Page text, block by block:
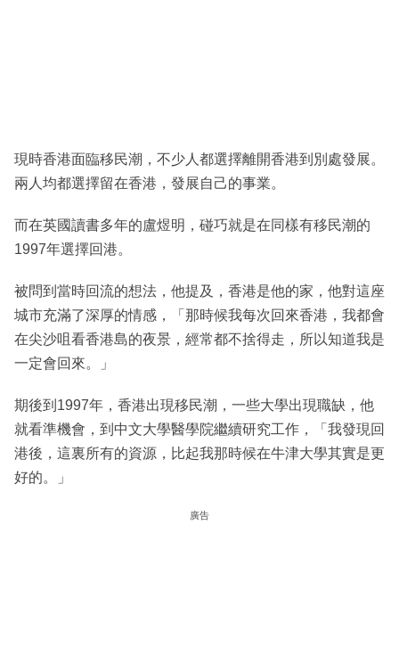
現時香港面臨移民潮，不少人都選擇離開香港到別處發展。
兩人均都選擇留在香港，發展自己的事業。
而在英國讀書多年的盧煜明，碰巧就是在同樣有移民潮的
1997年選擇回港。
被問到當時回流的想法，他提及，香港是他的家，他對這座
城市充滿了深厚的情感，「那時候我每次回來香港，我都會
在尖沙咀看香港島的夜景，經常都不捨得走，所以知道我是
一定會回來。」
期後到1997年，香港出現移民潮，一些大學出現職缺，他
就看準機會，到中文大學醫學院繼續研究工作，「我發現回
港後，這裏所有的資源，比起我那時候在牛津大學其實是更
好的。」
廣告